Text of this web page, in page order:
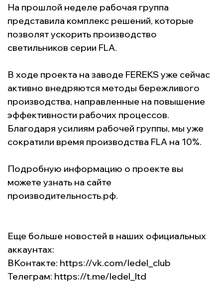
На прошлой неделе рабочая группа
представила комплекс решений, которые
позволят ускорить производство
светильников серии FLA.
В ходе проекта на заводе FEREKS уже сейчас
активно внедряются методы бережливого
производства, направленные на повышение
эффективности рабочих процессов.
Благодаря усилиям рабочей группы, мы уже
сократили время производства FLA на 10%.
Подробную информацию о проекте вы
можете узнать на сайте
производительность.рф.
Еще больше новостей в наших официальных
аккаунтах:
ВКонтакте: https://vk.com/ledel_club
Телеграм: https://t.me/ledel_ltd